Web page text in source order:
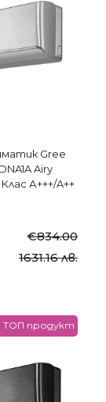
Gree
Airy
А+++/A++
€834.00
1631.16 лв.
ТОП продукт